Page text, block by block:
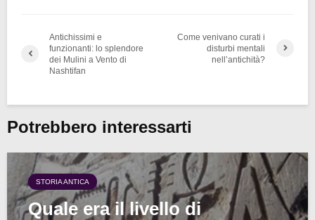
Antichissimi e
funzionanti: lo splendore
dei Mulini a Vento di
Nashtifan
Come venivano curati i
disturbi mentali
nell’antichità?
Potrebbero interessarti
STORIA ANTICA
Quale era il livello di